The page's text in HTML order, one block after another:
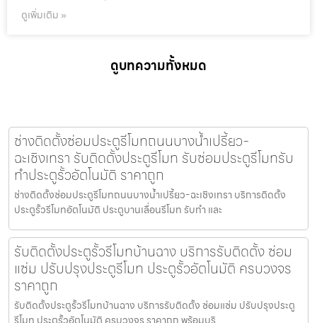
ดูเพิ่มเติม »
ดูบทความทั้งหมด
ช่างติดตั้งซ่อมประตูรีโมทถนนบางน้ำเปรี้ยว-
ฉะเชิงเทรา รับติดตั้งประตูรีโมท รับซ่อมประตูรีโมทรับ
ทำประตูรั้วอัตโนมัติ ราคาถูก
ช่างติดตั้งซ่อมประตูรีโมทถนนบางน้ำเปรี้ยว-ฉะเชิงเทรา บริการติดตั้ง
ประตูรั้วรีโมทอัตโนมัติ ประตูบานเลื่อนรีโมท รับทำ และ
รับติดตั้งประตูรั้วรีโมทบ้านฉาง บริการรับติดตั้ง ซ่อม
แซ่ม ปรับปรุงประตูรีโมท ประตูรั้วอัตโนมัติ ครบวงจร
ราคาถูก
รับติดตั้งประตูรั้วรีโมทบ้านฉาง บริการรับติดตั้ง ซ่อมแซ่ม ปรับปรุงประตู